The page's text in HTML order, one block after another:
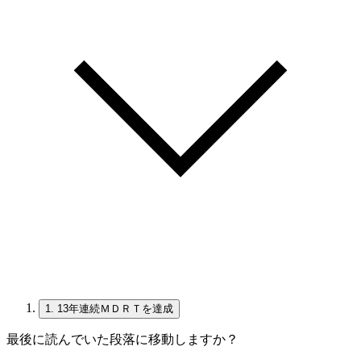
1. 13年連続ＭＤＲＴを達成
最後に読んでいた段落に移動しますか？